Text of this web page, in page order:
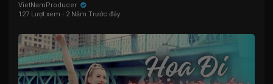
VietNamProducer
127 Lượt xem · 2 Năm Trước đây